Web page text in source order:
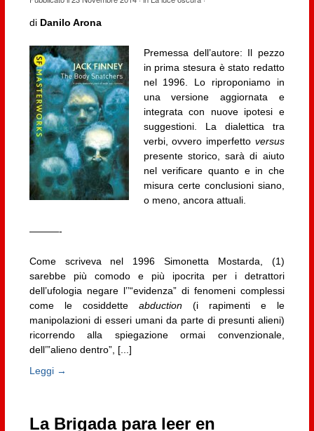
di Danilo Arona
Premessa dell’autore: Il pezzo
in prima stesura è stato redatto
nel 1996. Lo riproponiamo in
una versione aggiornata e
integrata con nuove ipotesi e
suggestioni. La dialettica tra
verbi, ovvero imperfetto versus
presente storico, sarà di aiuto
nel verificare quanto e in che
misura certe conclusioni siano,
o meno, ancora attuali.
———-
Come scriveva nel 1996 Simonetta Mostarda, (1)
sarebbe più comodo e più ipocrita per i detrattori
dell’ufologia negare l’’“evidenza” di fenomeni complessi
come le cosiddette abduction(i rapimenti e le
manipolazioni di esseri umani da parte di presunti alieni)
ricorrendo alla spiegazione ormai convenzionale,
dell’”alieno dentro”, [...]
Leggi →
La Brigada para leer en